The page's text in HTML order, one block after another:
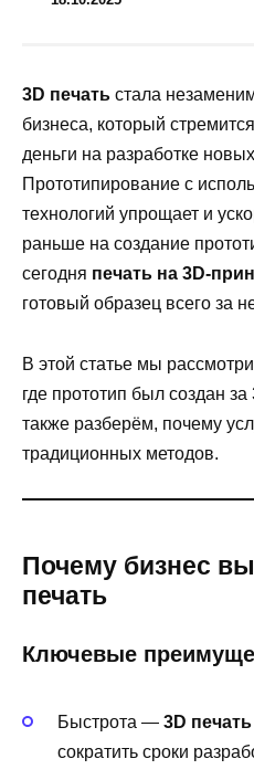
3D печать стала
бизнеса, который
деньги на разработке
Прототипирование с
технологий упрощает и
раньше на создание
сегодня печать на 3D-
готовый образец всего за
В этой статье мы
где прототип был создан
также разберём, почему
традиционных методов.
Почему бизнес
печать
Ключевые
Быстрота — 3D
сократить сроки